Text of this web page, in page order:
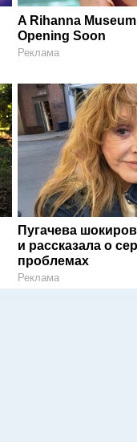
A Rihanna
Opening Soon
Реклама
Пугачева
и рассказала о
проблемах
Реклама